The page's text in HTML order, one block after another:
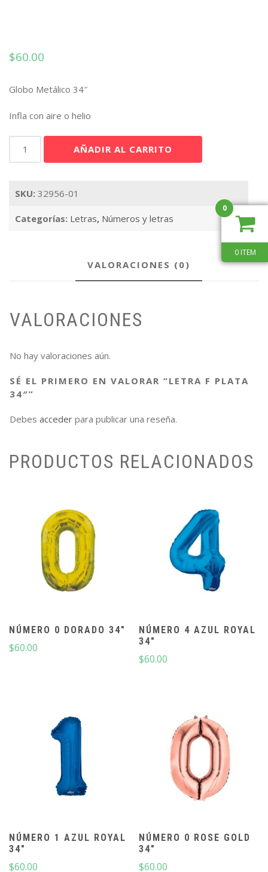
$60.00
Globo Metálico 34″
Infla con aire o helio
cantidad
AÑADIR AL CARRITO
SKU: 32956-01
Categorías: Letras, Números y letras
VALORACIONES (0)
VALORACIONES
No hay valoraciones aún.
SÉ EL PRIMERO EN VALORAR “LETRA F PLATA
34″”
Debes acceder para publicar una reseña.
PRODUCTOS RELACIONADOS
NÚMERO 0 DORADO 34″
$60.00
NÚMERO 4 AZUL ROYAL
34″
$60.00
NÚMERO 1 AZUL ROYAL
34″
$60.00
NÚMERO 0 ROSE GOLD
34″
$60.00
0
0 ITEM